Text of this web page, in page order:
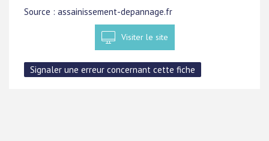
Source : assainissement-depannage.fr
Visiter le site